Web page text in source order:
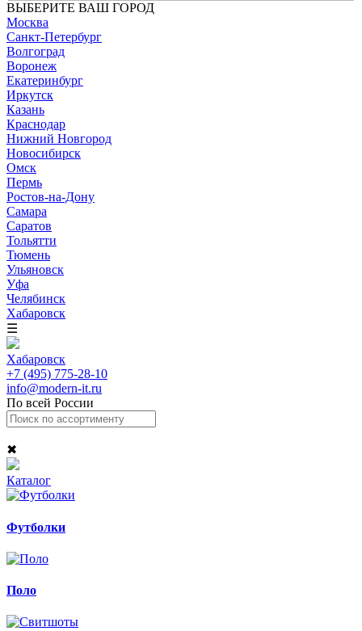
ВЫБЕРИТЕ ВАШ ГОРОД
Москва
Санкт-Петербург
Волгоград
Воронеж
Екатеринбург
Иркутск
Казань
Краснодар
Нижний Новгород
Новосибирск
Омск
Пермь
Ростов-на-Дону
Самара
Саратов
Тольятти
Тюмень
Ульяновск
Уфа
Челябинск
Хабаровск
☰
Хабаровск
+7 (495) 775-28-10
info@modern-it.ru
По всей России
✖
Каталог
Футболки
Поло